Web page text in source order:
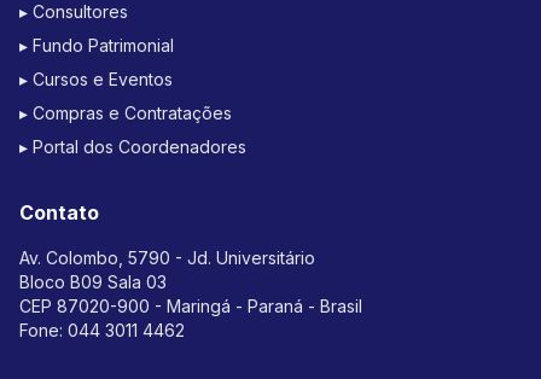
▸ Consultores
▸ Fundo Patrimonial
▸ Cursos e Eventos
▸ Compras e Contratações
▸ Portal dos Coordenadores
Contato
Av. Colombo, 5790 - Jd. Universitário
Bloco B09 Sala 03
CEP 87020-900 - Maringá - Paraná - Brasil
Fone: 044 3011 4462